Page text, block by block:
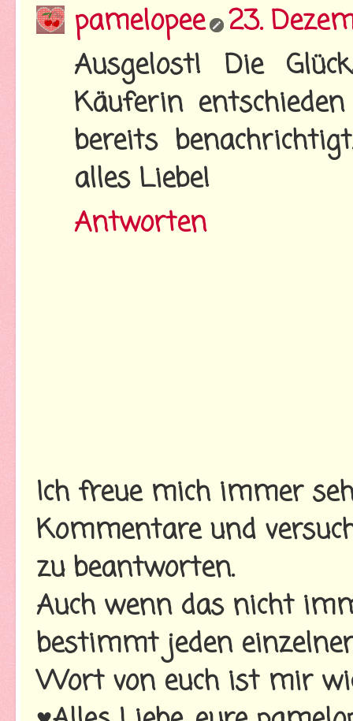
pamelopee 23.
Ausgelost! Die
Käuferin
bereits
alles Liebe!
Antworten
Ich freue mich immer
Kommentare und
zu beantworten.
Auch wenn das nicht
bestimmt jeden
Wort von euch ist mir